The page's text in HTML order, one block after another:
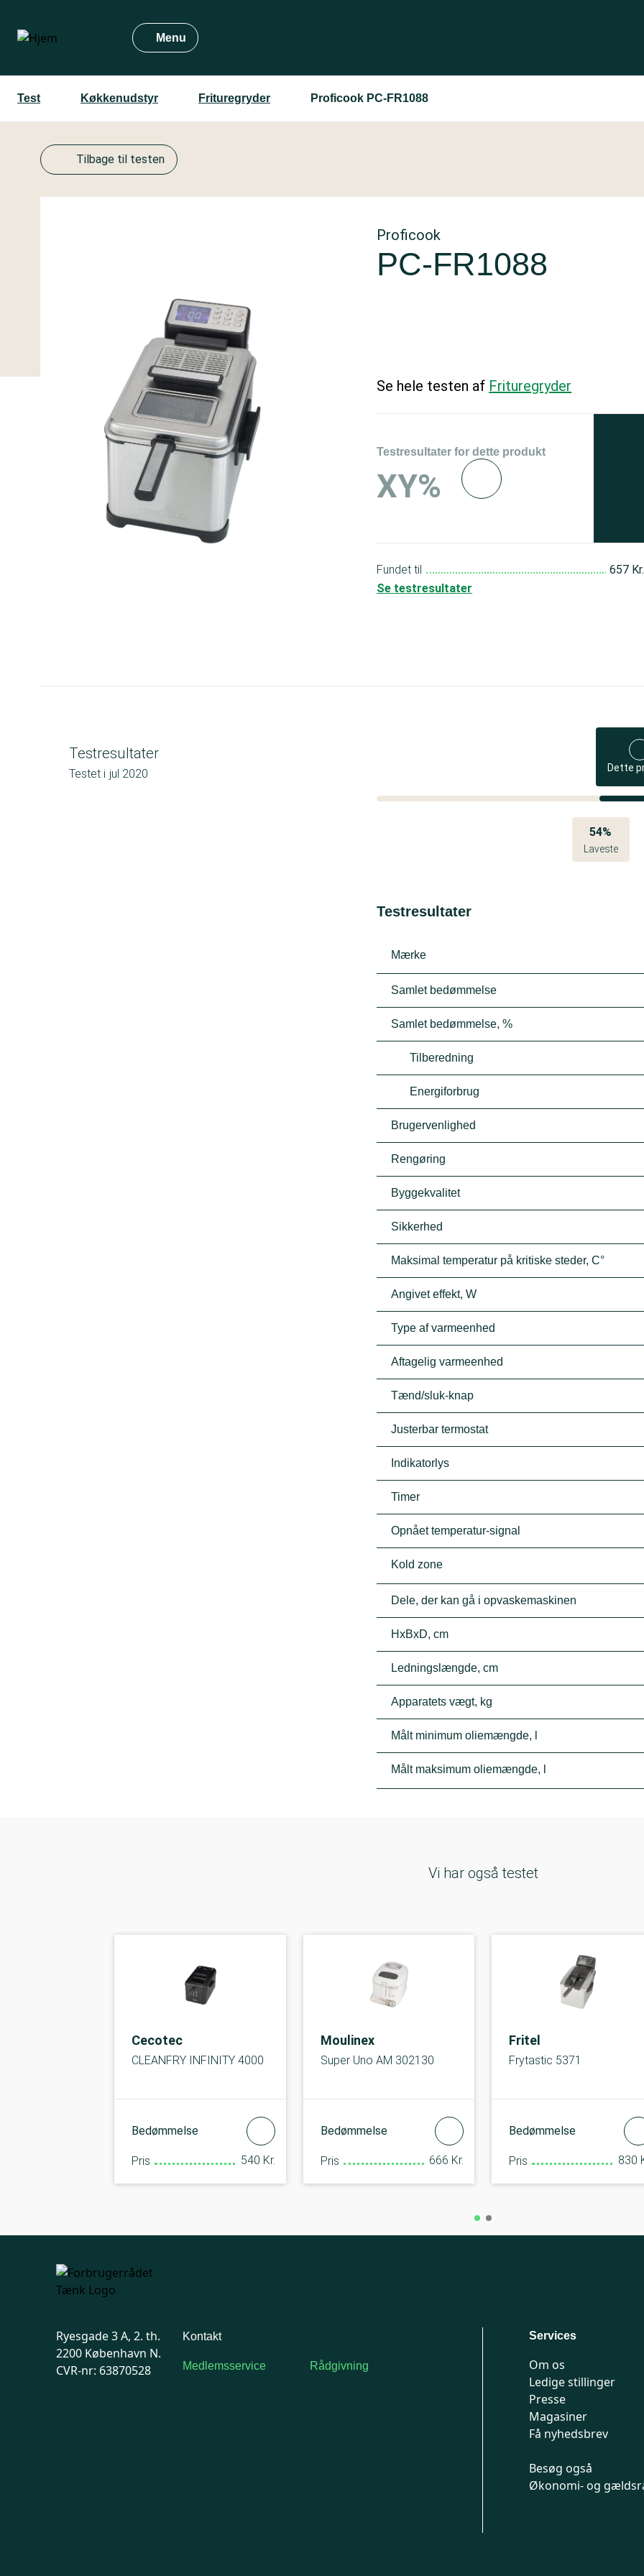
hovedindhold
Menu
Test Køkkenudstyr Frituregryder Proficook PC-FR1088
Tilbage til testen
Proficook
PC-FR1088
Se hele testen af Frituregryder
Testresultater for dette produkt
XY%
Fundet til
657 Kr.
Se testresultater
Testresultater
Testet i jul 2020 Dette
54%
Laveste
Testresultater
Mærke
Samlet bedømmelse
Samlet bedømmelse, %
Tilberedning
Energiforbrug
Brugervenlighed
Rengøring
Byggekvalitet
Sikkerhed
Maksimal temperatur på kritiske steder, C°
Angivet effekt, W
Type af varmeenhed
Aftagelig varmeenhed
Tænd/sluk-knap
Justerbar termostat
Indikatorlys
Timer
Opnået temperatur-signal
Kold zone
Dele, der kan gå i opvaskemaskinen
HxBxD, cm
Ledningslængde, cm
Apparatets vægt, kg
Målt minimum oliemængde, l
Målt maksimum oliemængde, l
Vi har også testet
Cecotec
CLEANFRY INFINITY 4000
Bedømmelse
Pris 540 Kr.
Moulinex
Super Uno AM 302130
Bedømmelse
Pris 666 Kr.
Fritel
Frytastic 5371
Bedømmelse
Pris 830
Ryesgade 3 A, 2. th.
2200 København N.
CVR-nr: 63870528
Kontakt
Medlemsservice Rådgivning
Services
Om os
Ledige stillinger
Presse
Magasiner
Få nyhedsbrev
Besøg også
Økonomi- og